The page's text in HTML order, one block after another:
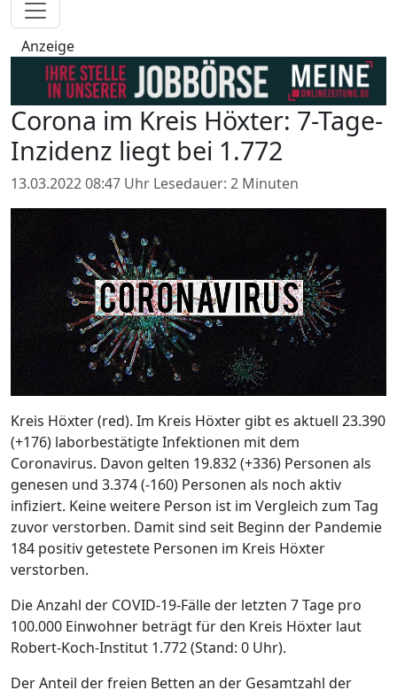
Anzeige
Corona im Kreis Höxter: 7-Tage-
Inzidenz liegt bei 1.772
13.03.2022 08:47 Uhr Lesedauer: 2 Minuten
Kreis Höxter (red). Im Kreis Höxter gibt es aktuell 23.390
(+176) laborbestätigte Infektionen mit dem
Coronavirus. Davon gelten 19.832 (+336) Personen als
genesen und 3.374 (-160) Personen als noch aktiv
infiziert. Keine weitere Person ist im Vergleich zum Tag
zuvor verstorben. Damit sind seit Beginn der Pandemie
184 positiv getestete Personen im Kreis Höxter
verstorben.
Die Anzahl der COVID-19-Fälle der letzten 7 Tage pro
100.000 Einwohner beträgt für den Kreis Höxter laut
Robert-Koch-Institut 1.772 (Stand: 0 Uhr).
Der Anteil der freien Betten an der Gesamtzahl der